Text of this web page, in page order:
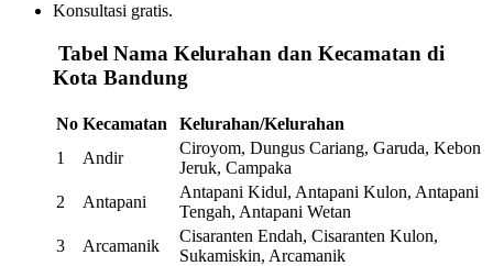
Konsultasi gratis.
Tabel Nama Kelurahan dan Kecamatan di
Kota Bandung
No Kecamatan
Kelurahan/Kelurahan
1
Andir
Ciroyom, Dungus Cariang, Garuda, Kebon
Jeruk, Campaka
2
Antapani
Antapani Kidul, Antapani Kulon, Antapani
Tengah, Antapani Wetan
3
Arcamanik
Cisaranten Endah, Cisaranten Kulon,
Sukamiskin, Arcamanik